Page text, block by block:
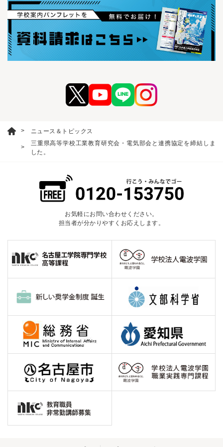
ニュース＆トピックス
三重県高等学校工業教育研究会・電気部会と連携協定を締結しま
した。
お気軽にお問い合わせください。
担当者が分かりやすくお応えします。